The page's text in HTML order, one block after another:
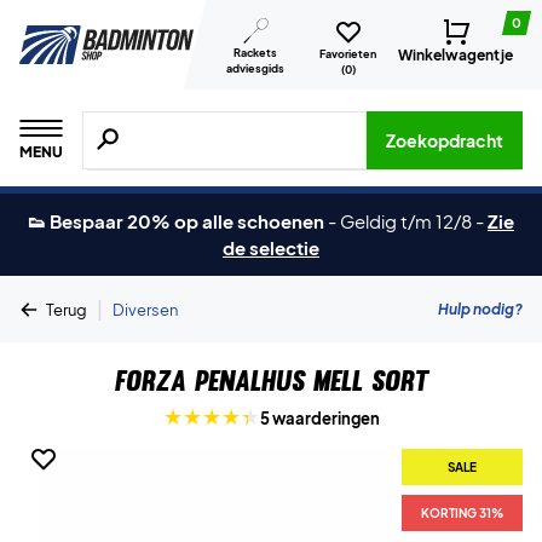
Rackets
adviesgids
Favorieten
(0)
0
Winkelwagentje
MENU
Zoeken naar producten, merken etc.
Zoekopdracht
👟 Bespaar 20% op alle schoenen - Geldig t/m 12/8 -Zie
de selectie
Terug | Diversen Hulp nodig?
Forza Penalhus Mell Sort
5 waarderingen
SALE
KORTING 31%